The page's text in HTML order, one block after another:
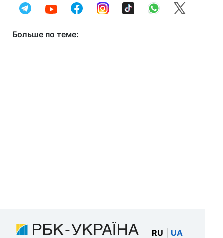
Больше по теме:
RU UA